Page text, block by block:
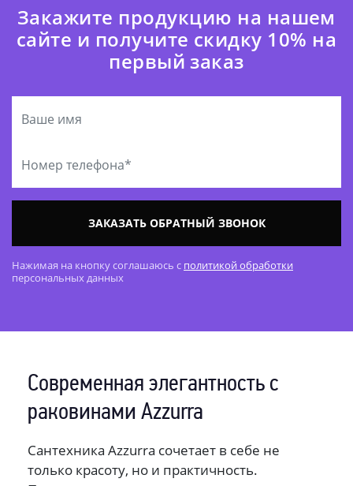
Закажите продукцию на нашем
сайте и получите скидку 10% на
первый заказ
ЗАКАЗАТЬ ОБРАТНЫЙ ЗВОНОК
Нажимая на кнопку соглашаюсь с политикой обработки
персональных данных
Современная элегантность с
раковинами Azzurra
Сантехника Azzurra сочетает в себе не
только красоту, но и практичность.